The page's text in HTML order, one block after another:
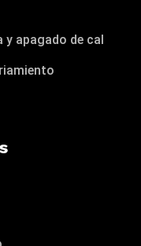
y apagado de cal